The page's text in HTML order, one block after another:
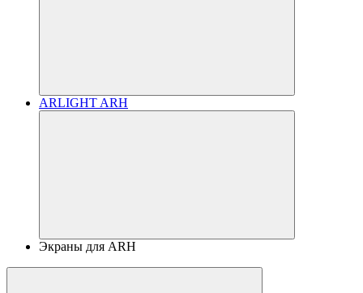
ARLIGHT ARH
Экраны для ARH